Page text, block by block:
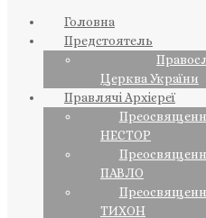
Якщо маєте можливість,
Ваша допомога
НАШ ТЕЛЕГРАМ
Головна
Предстоятель
Церква України
Правлячі Архієреї
НЕСТОР
ПАВЛО
ТИХОН